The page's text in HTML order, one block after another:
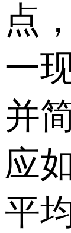
点
一
并
应
平